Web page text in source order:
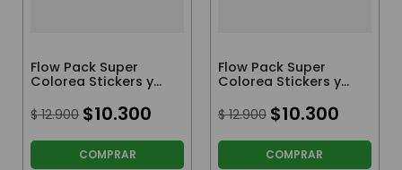
Flow Pack Super
Colorea Stickers y
$ 12.900 $10.300
COMPRAR
Flow Pack Super
Colorea Stickers y
$ 12.900 $10.300
COMPRAR